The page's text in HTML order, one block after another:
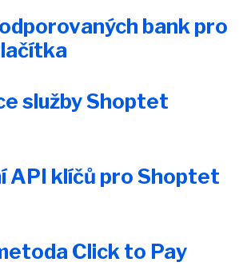
bank pro
služby Shoptet
API klíčů pro Shoptet
Click to Pay